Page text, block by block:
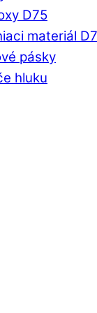
D75
materiál
pásky
hluku